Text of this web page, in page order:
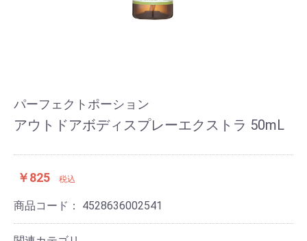
パーフェクトポーション
アウトドアボディスプレーエクストラ 50mL
￥825 税込
商品コード： 4528636002541